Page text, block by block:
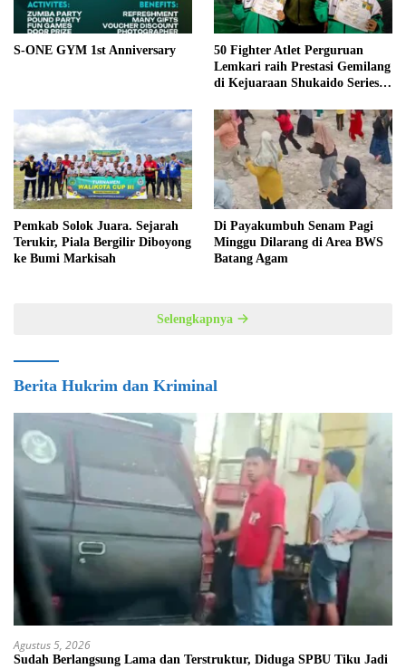
S-ONE GYM 1st Anniversary
50 Fighter Atlet Perguruan
Lemkari raih Prestasi Gemilang
di Kejuaraan Shukaido Series 1
Pemkab Solok Juara. Sejarah
Terukir, Piala Bergilir Diboyong
ke Bumi Markisah
Di Payakumbuh Senam Pagi
Minggu Dilarang di Area BWS
Batang Agam
Selengkapnya
Berita Hukrim dan Kriminal
Agustus 5, 2026
Sudah Berlangsung Lama dan Terstruktur, Diduga SPBU Tiku Jadi